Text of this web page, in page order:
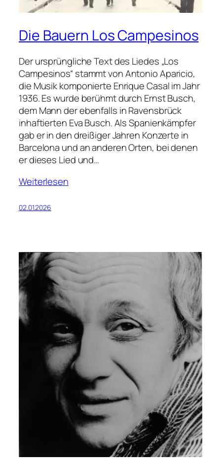
Die Bauern Los Campesinos
Der ursprüngliche Text des Liedes „Los
Campesinos“ stammt von Antonio Aparicio,
die Musik komponierte Enrique Casal im Jahr
1936. Es wurde berühmt durch Ernst Busch,
dem Mann der ebenfalls in Ravensbrück
inhaftierten Eva Busch. Als Spanienkämpfer
gab er in den dreißiger Jahren Konzerte in
Barcelona und an anderen Orten, bei denen
er dieses Lied und…
Weiterlesen
02.01.2026